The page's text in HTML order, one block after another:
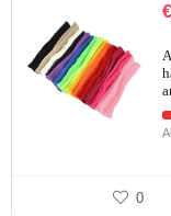
€
0